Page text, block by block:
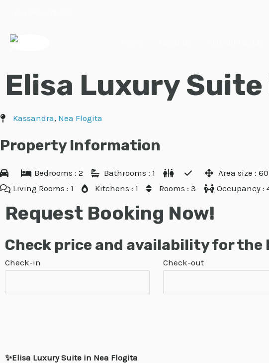
content
Elisa Luxury
Kassandra, Nea Flogita
Property Information
Bedrooms : 2 Bathrooms : 1
Area size : 60
Living Rooms : 1
Kitchens : 1 Rooms : 3 Occupancy :
Request Booking Now!
Check price and availability for the
Check-in Check-out
✨Elisa Luxury Suite in Nea Flogita